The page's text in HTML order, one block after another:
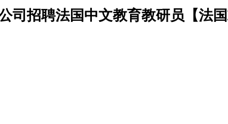
司招聘法国中文教育教研员【法国